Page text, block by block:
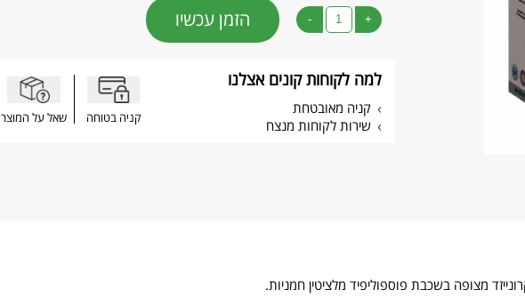
+
- הזמן עכשיו
למה לקוחות קונים אצלנו
קניה מאובטחת
שירות לקוחות מנצח
קניה בטוחה שאל על המוצר